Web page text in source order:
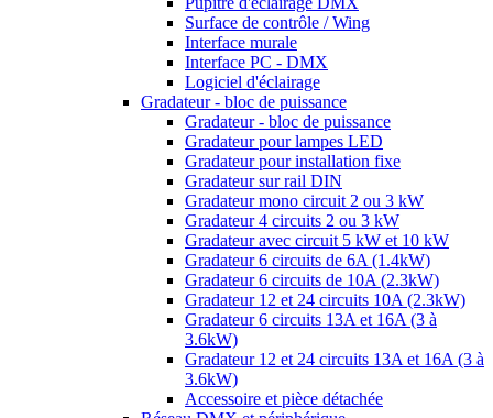
Surface de contrôle / Wing
Interface murale
Interface PC - DMX
Logiciel d'éclairage
Gradateur - bloc de puissance
Gradateur - bloc de puissance
Gradateur pour lampes LED
Gradateur pour installation fixe
Gradateur sur rail DIN
Gradateur mono circuit 2 ou 3 kW
Gradateur 4 circuits 2 ou 3 kW
Gradateur avec circuit 5 kW et 10 kW
Gradateur 6 circuits de 6A (1.4kW)
Gradateur 6 circuits de 10A (2.3kW)
Gradateur 12 et 24 circuits 10A (2.3kW)
Gradateur 6 circuits 13A et 16A (3 à
3.6kW)
Gradateur 12 et 24 circuits 13A et 16A (3 à
3.6kW)
Accessoire et pièce détachée